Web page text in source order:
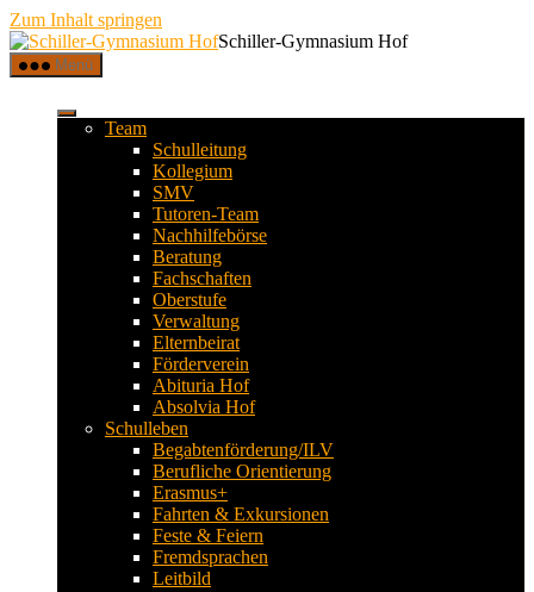
Zum Inhalt springen
Schiller-Gymnasium Hof
Menü
Team
Schulleitung
Kollegium
SMV
Tutoren-Team
Nachhilfebörse
Beratung
Fachschaften
Oberstufe
Verwaltung
Elternbeirat
Förderverein
Abituria Hof
Absolvia Hof
Schulleben
Begabtenförderung/ILV
Berufliche Orientierung
Erasmus+
Fahrten & Exkursionen
Feste & Feiern
Fremdsprachen
Leitbild